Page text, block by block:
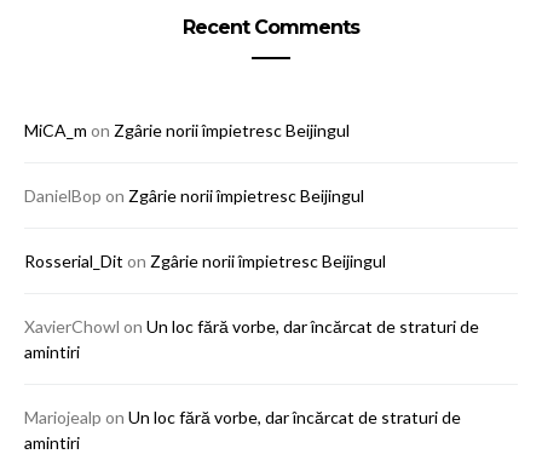
Recent Comments
MiCA_m on Zgârie norii împietresc Beijingul
DanielBop on Zgârie norii împietresc Beijingul
Rosserial_Dit on Zgârie norii împietresc Beijingul
XavierChowl on Un loc fără vorbe, dar încărcat de straturi de
amintiri
Mariojealp on Un loc fără vorbe, dar încărcat de straturi de
amintiri